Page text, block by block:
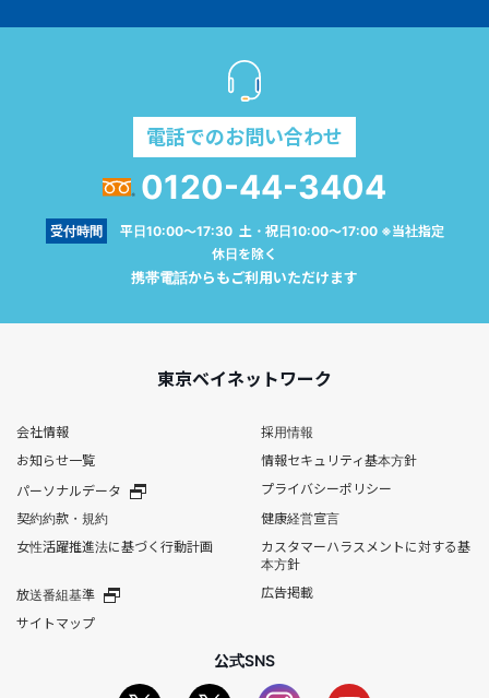
電話でのお問い合わせ
0120-44-3404
受付時間
平日10:00～17:30 土・祝日10:00～17:00 ※当社指定
休日を除く
携帯電話からもご利用いただけます
東京ベイネットワーク
会社情報
採用情報
お知らせ一覧
情報セキュリティ基本方針
パーソナルデータ
プライバシーポリシー
契約約款・規約
健康経営宣言
女性活躍推進法に基づく行動計画
カスタマーハラスメントに対する基
本方針
放送番組基準
広告掲載
サイトマップ
公式SNS